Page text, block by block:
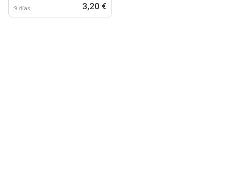
9 días 3,20 €